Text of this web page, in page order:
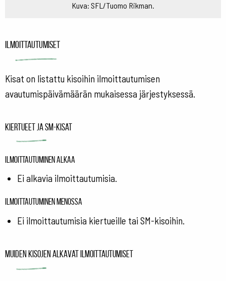
Kuva: SFL/Tuomo Rikman.
Ilmoittautumiset
Kisat on listattu kisoihin ilmoittautumisen
avautumispäivämäärän mukaisessa järjestyksessä.
Kiertueet ja SM-kisat
Ilmoittautuminen alkaa
Ei alkavia ilmoittautumisia.
Ilmoittautuminen menossa
Ei ilmoittautumisia kiertueille tai SM-kisoihin.
Muiden kisojen alkavat ilmoittautumiset